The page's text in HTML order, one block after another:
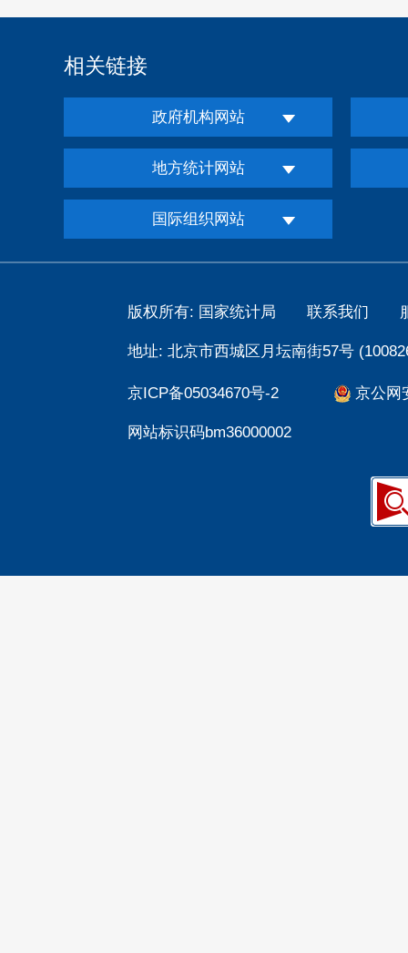
相关链接
政府机构网站
地方统计网站
国际组织网站
版权所有: 国家统计局 联系我们
地址: 北京市西城区月坛南街57号
京ICP备05034670号-2 京公网
网站标识码bm36000002